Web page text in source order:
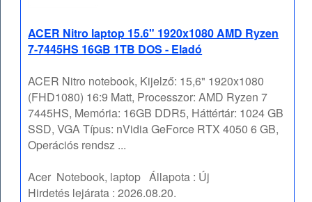
ACER Nitro laptop 15.6" 1920x1080 AMD Ryzen
7-7445HS 16GB 1TB DOS - Eladó
ACER Nitro notebook, Kijelző: 15,6" 1920x1080
(FHD1080) 16:9 Matt, Processzor: AMD Ryzen 7
7445HS, Memória: 16GB DDR5, Háttértár: 1024 GB
SSD, VGA Típus: nVidia GeForce RTX 4050 6 GB,
Operációs rendsz ...
Acer Notebook, laptop Állapota : Új
Hirdetés lejárata :2026.08.20.